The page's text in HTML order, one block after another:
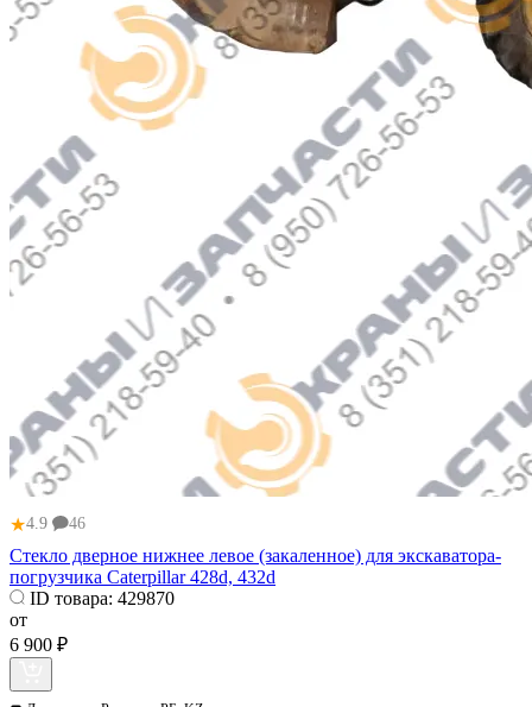
★4.9 46
Стекло дверное нижнее левое (закаленное) для экскаватора-
погрузчика Caterpillar 428d, 432d
ID товара: 429870
от
6 900 ₽